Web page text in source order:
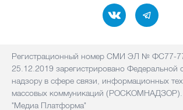
Регистрационный номер СМИ ЭЛ № ФС77-
25.12.2019 зарегистрировано Федеральной
надзору в сфере связи, информационных
массовых коммуникаций
"Медиа Платформа"